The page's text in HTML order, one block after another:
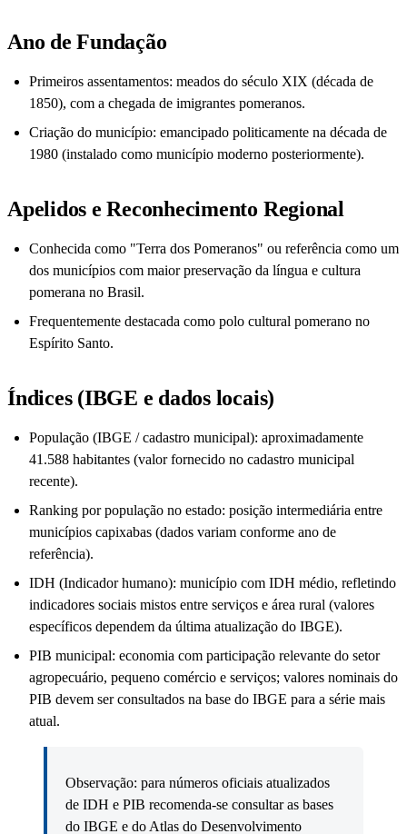
Ano de Fundação
Primeiros assentamentos: meados do século XIX (década de
1850), com a chegada de imigrantes pomeranos.
Criação do município: emancipado politicamente na década de
1980 (instalado como município moderno posteriormente).
Apelidos e Reconhecimento Regional
Conhecida como "Terra dos Pomeranos" ou referência como um
dos municípios com maior preservação da língua e cultura
pomerana no Brasil.
Frequentemente destacada como polo cultural pomerano no
Espírito Santo.
Índices (IBGE e dados locais)
População (IBGE / cadastro municipal): aproximadamente
41.588 habitantes (valor fornecido no cadastro municipal
recente).
Ranking por população no estado: posição intermediária entre
municípios capixabas (dados variam conforme ano de
referência).
IDH (Indicador humano): município com IDH médio, refletindo
indicadores sociais mistos entre serviços e área rural (valores
específicos dependem da última atualização do IBGE).
PIB municipal: economia com participação relevante do setor
agropecuário, pequeno comércio e serviços; valores nominais do
PIB devem ser consultados na base do IBGE para a série mais
atual.
Observação: para números oficiais atualizados
de IDH e PIB recomenda-se consultar as bases
do IBGE e do Atlas do Desenvolvimento